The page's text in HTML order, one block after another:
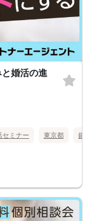
婚活の進
セミナー 東京都 銀座